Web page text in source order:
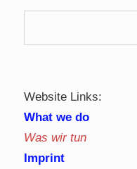
Website Links:
What we do
Was wir tun
Imprint